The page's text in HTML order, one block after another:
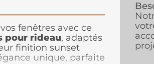
fenêtres avec ce
pour rideau, adaptés
finition sunset
unique, parfaite